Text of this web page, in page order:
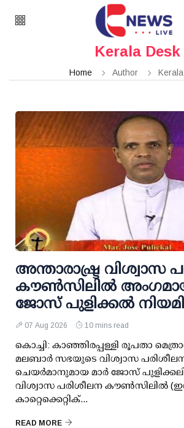
Kerala Desk
Home Author
അന്താരാഷ്ട്ര വിശ്വാസ
കൗണ്‍സിലില്‍
ജോസ് പുളിക്കല്‍
07 Aug 2026 10 mins read
കൊച്ചി: കാഞ്ഞിരപ്പള്ളി രൂപതാ
മലബാര്‍ സഭയുടെ വിശ്വാസ
ചെയര്‍മാനുമായ മാര്‍ ജോസ്
വിശ്വാസ പരിശീലന കൗണ്‍സിലില്‍
കാറ്റെക്കെറ്റിക്...
READ MORE